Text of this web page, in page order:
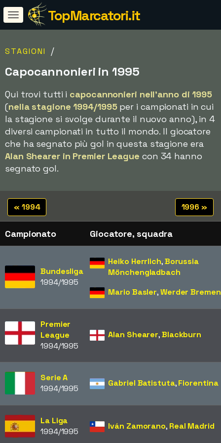
TopMarcatori.it
STAGIONI /
Capocannonieri in 1995
Qui trovi tutti i capocannonieri nell'anno di 1995
(nella stagione 1994/1995per i campionati in cui
la stagione si svolge durante il nuovo anno), in 4
diversi campionati in tutto il mondo. Il giocatore
che ha segnato più gol in questa stagione era
Alan Shearer in Premier League con 34 hanno
segnato gol.
1996 »
« 1994
Campionato Giocatore, squadra
Bundesliga
1994/1995
Heiko Herrlich,Borussia
Mönchengladbach
Mario Basler,Werder Bremen
Premier
League
1994/1995
Alan Shearer,Blackburn
Serie A
1994/1995
Gabriel Batistuta,Fiorentina
La Liga
1994/1995
Iván Zamorano, Real Madrid